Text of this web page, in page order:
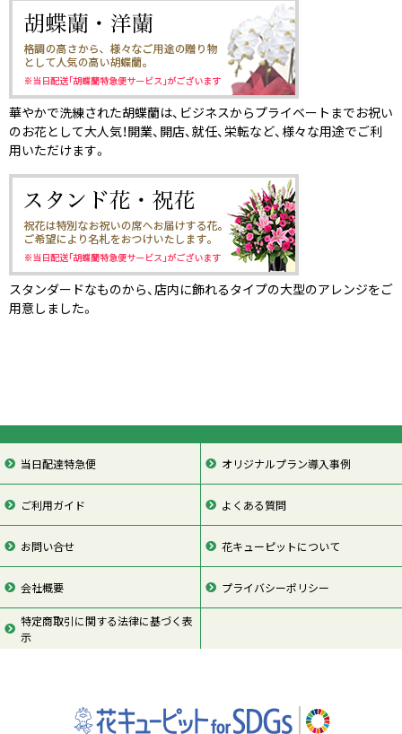
華やかで洗練された胡蝶蘭は、ビジネスからプライベートまでお祝い
のお花として大人気！開業、開店、就任、栄転など、様々な用途でご利
用いただけます。
スタンダードなものから、店内に飾れるタイプの大型のアレンジをご
用意しました。
当日配達特急便 オリジナルプラン導入事例
ご利用ガイド よくある質問
お問い合せ 花キューピットについて
会社概要 プライバシーポリシー
特定商取引に関する法律に基づく表
示